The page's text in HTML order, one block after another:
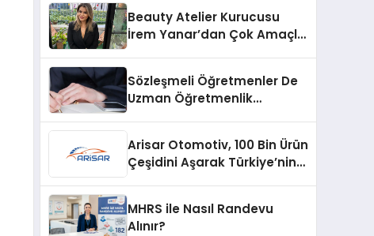
Beauty Atelier Kurucusu
İrem Yanar’dan Çok Amaçlı
Sözleşmeli Öğretmenler De
Uzman Öğretmenlik
Arisar Otomotiv, 100 Bin Ürün
Çeşidini Aşarak Türkiye’nin
Platformlarından Biri Oldu
MHRS ile Nasıl Randevu
Alınır?